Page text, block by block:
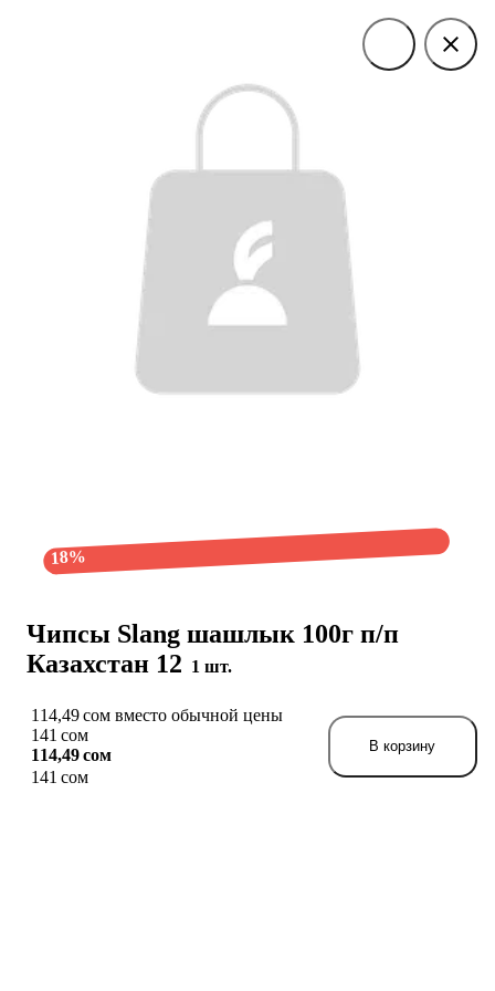
Чипсы Slang шашлык 100г п/п
Казахстан 12 1 шт.
18%
114,49 сом вместо обычной цены
141 сом
114,49 сом
141 сом
В корзину